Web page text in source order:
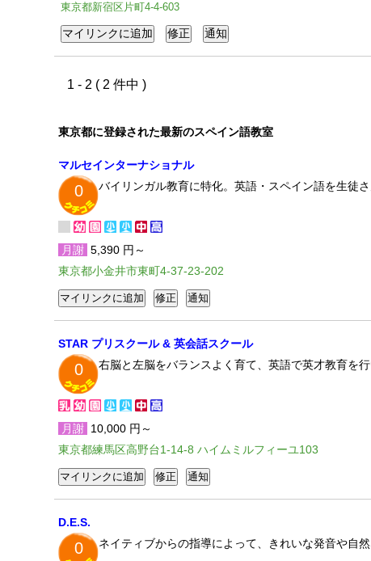
東京都新宿区片町4-4-603
1 - 2 ( 2 件中 )
東京都に登録された最新のスペイン語教室
マルセインターナショナル
0 バイリンガル教育に特化。英語・スペイン語を生徒
月謝 5,390 円～
東京都小金井市東町4-37-23-202
STAR プリスクール & 英会話スクール
0 右脳と左脳をバランスよく育て、英語で英才教育を
月謝 10,000 円～
東京都練馬区高野台1-14-8 ハイムミルフィーユ103
D.E.S.
0 ネイティブからの指導によって、きれいな発音や自